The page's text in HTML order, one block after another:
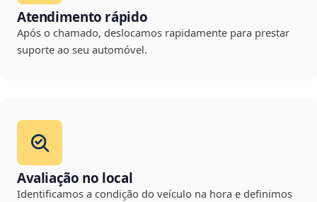
Atendimento rápido
Após o chamado, deslocamos rapidamente para prestar
suporte ao seu automóvel.
Avaliação no local
Identificamos a condição do veículo na hora e definimos